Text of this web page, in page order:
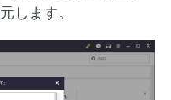
します。